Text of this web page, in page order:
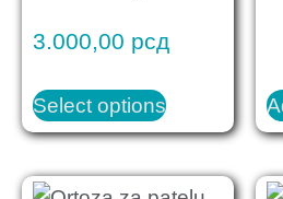
3.000,00 рсд
Select options